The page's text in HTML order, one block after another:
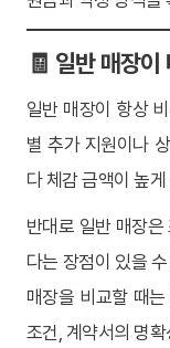
🧾 일반 매장이
일반 매장이 항상
별 추가 지원이나
다 체감 금액이 높
반대로 일반 매장
다는 장점이 있을
매장을 비교할 때
조건, 계약서의 명